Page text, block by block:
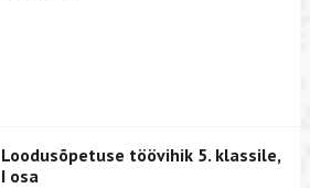
Loodusõpetuse töövihik 5. klassile,
I osa